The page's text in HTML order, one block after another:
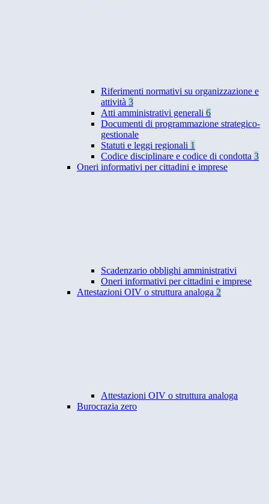
Riferimenti normativi su organizzazione e
attività 3
Atti amministrativi generali 6
Documenti di programmazione strategico-
gestionale
Statuti e leggi regionali 1
Codice disciplinare e codice di condotta 3
Oneri informativi per cittadini e imprese
Scadenzario obblighi amministrativi
Oneri informativi per cittadini e imprese
Attestazioni OIV o struttura analoga 2
Attestazioni OIV o struttura analoga
Burocrazia zero